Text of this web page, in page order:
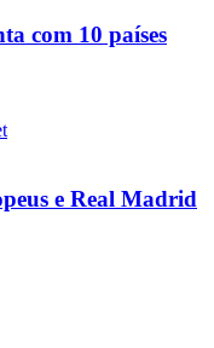
com 10 países
e Real Madrid